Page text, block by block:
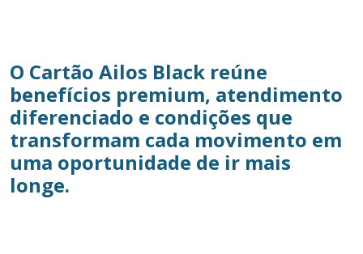
O Cartão Ailos Black reúne
benefícios premium, atendimento
diferenciado e condições que
transformam cada movimento em
uma oportunidade de ir mais
longe.